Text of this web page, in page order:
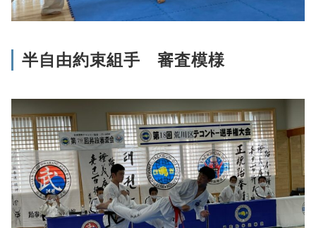
半自由約束組手 審査模様